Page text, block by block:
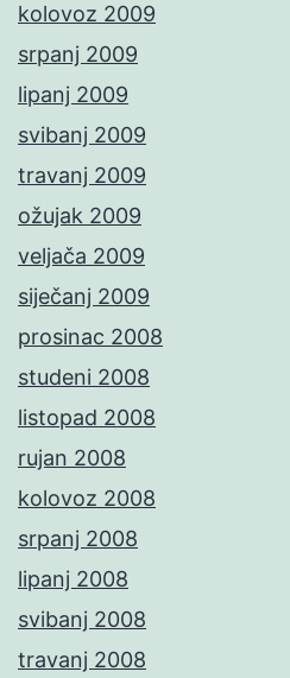
kolovoz 2009
srpanj 2009
lipanj 2009
svibanj 2009
travanj 2009
ožujak 2009
veljača 2009
siječanj 2009
prosinac 2008
studeni 2008
listopad 2008
rujan 2008
kolovoz 2008
srpanj 2008
lipanj 2008
svibanj 2008
travanj 2008